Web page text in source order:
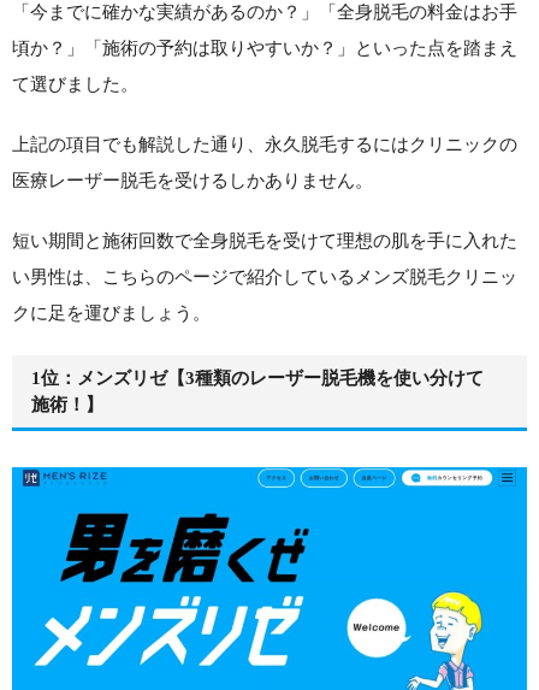
「今までに確かな実績があるのか？」「全身脱毛の料金はお手
頃か？」「施術の予約は取りやすいか？」
といった点を踏まえ
て選びました。
上記の項目でも解説した通り、永久脱毛するにはクリニックの
医療レーザー脱毛を受けるしかありません。
短い期間と施術回数で全身脱毛を受けて理想の肌を手に入れた
い男性は、こちらのページで紹介しているメンズ脱毛クリニッ
クに足を運びましょう。
1位：メンズリゼ【3種類のレーザー脱毛機を使い分けて
施術！】